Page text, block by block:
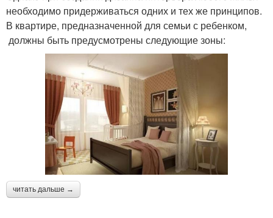
необходимо придерживаться одних и тех же принципов.
В квартире, предназначенной для семьи с ребенком,
должны быть предусмотрены следующие зоны:
читать дальше →